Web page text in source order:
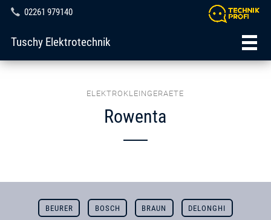
02261 979140
Tuschy Elektrotechnik
ELEKTROKLEINGERAETE
Rowenta
BEURER BOSCH BRAUN DELONGHI